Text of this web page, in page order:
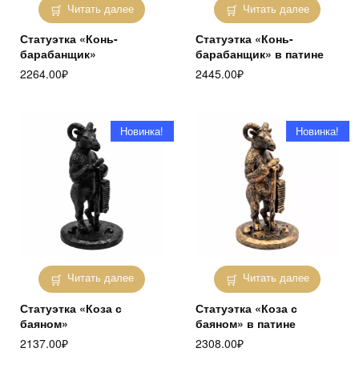
Читать далее
Статуэтка «Конь-
барабанщик»
2264.00₽
Читать далее
Статуэтка «Конь-
барабанщик» в патине
2445.00₽
Читать далее
Новинка!
Статуэтка «Коза с
баяном»
2137.00₽
Читать далее
Новинка!
Статуэтка «Коза с
баяном» в патине
2308.00₽